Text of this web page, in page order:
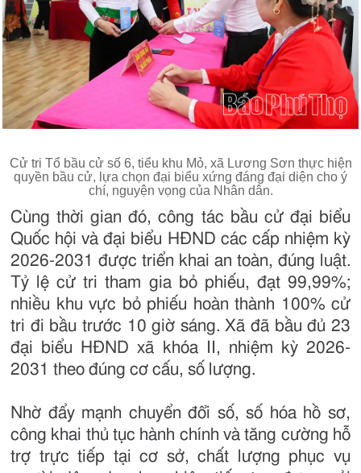
Cử tri Tổ bầu cử số 6, tiểu khu Mỏ, xã Lương Sơn thực hiện
quyền bầu cử, lựa chọn đại biểu xứng đáng đại diện cho ý
chí, nguyện vọng của Nhân dân.
Cùng thời gian đó, công tác bầu cử đại biểu
Quốc hội và đại biểu HĐND các cấp nhiệm kỳ
2026-2031 được triển khai an toàn, đúng luật.
Tỷ lệ cử tri tham gia bỏ phiếu, đạt 99,99%;
nhiều khu vực bỏ phiếu hoàn thành 100% cử
tri đi bầu trước 10 giờ sáng. Xã đã bầu đủ 23
đại biểu HĐND xã khóa II, nhiệm kỳ 2026-
2031 theo đúng cơ cấu, số lượng.
Nhờ đẩy mạnh chuyển đổi số, số hóa hồ sơ,
công khai thủ tục hành chính và tăng cường hỗ
trợ trực tiếp tại cơ sở, chất lượng phục vụ